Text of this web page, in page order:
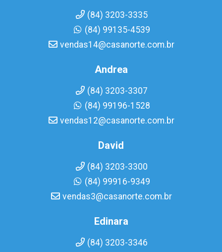
(84) 3203-3335
(84) 99135-4539
vendas14@casanorte.com.br
Andrea
(84) 3203-3307
(84) 99196-1528
vendas12@casanorte.com.br
David
(84) 3203-3300
(84) 99916-9349
vendas3@casanorte.com.br
Edinara
(84) 3203-3346